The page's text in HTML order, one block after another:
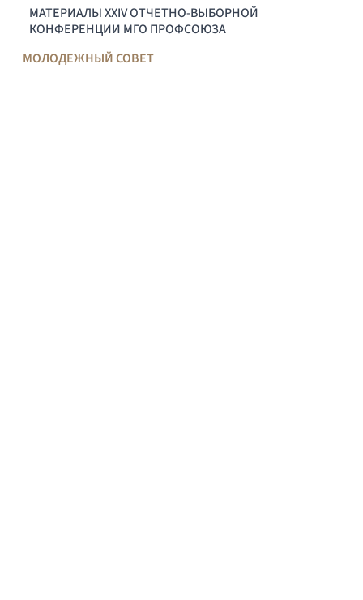
МАТЕРИАЛЫ XXIV ОТЧЕТНО-ВЫБОРНОЙ
КОНФЕРЕНЦИИ МГО ПРОФСОЮЗА
МОЛОДЕЖНЫЙ СОВЕТ